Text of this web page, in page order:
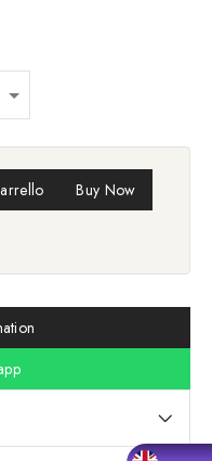
Buy Now